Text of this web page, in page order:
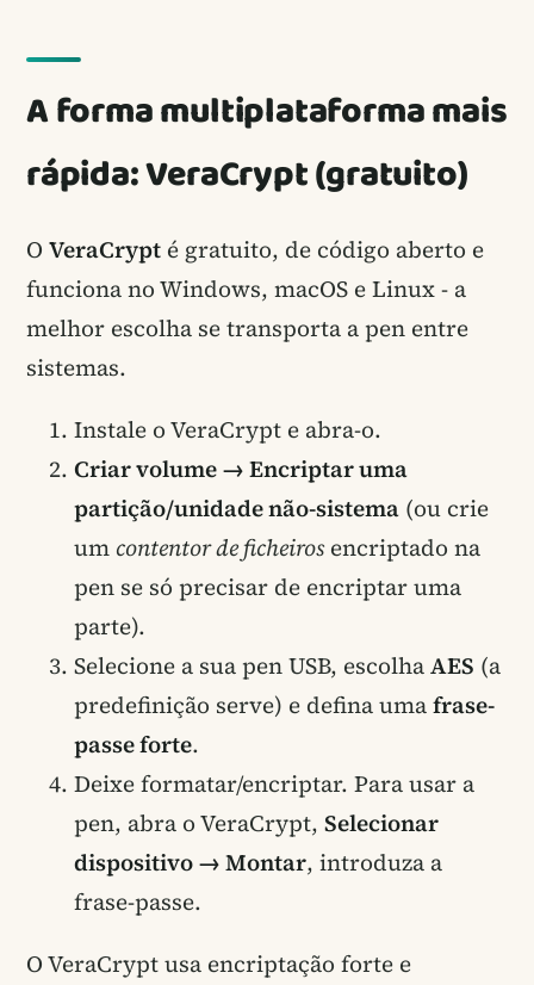
A forma multiplataforma mais
rápida: VeraCrypt (gratuito)
O VeraCrypt é gratuito, de código aberto e
funciona no Windows, macOS e Linux - a
melhor escolha se transporta a pen entre
sistemas.
Instale o VeraCrypt e abra-o.
Criar volume → Encriptar uma
partição/unidade não-sistema (ou crie
um contentor de ficheirosencriptado na
pen se só precisar de encriptar uma
parte).
Selecione a sua pen USB, escolhaAES (a
predefinição serve) e defina umafrase-
passe forte.
Deixe formatar/encriptar. Para usar a
pen, abra o VeraCrypt, Selecionar
dispositivo → Montar, introduza a
frase-passe.
O VeraCrypt usa encriptação forte e